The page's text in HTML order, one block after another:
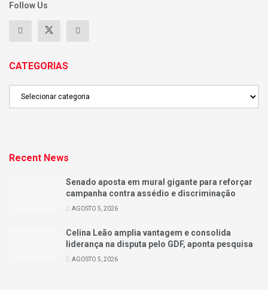
Follow Us
CATEGORIAS
Recent News
Senado aposta em mural gigante para reforçar
campanha contra assédio e discriminação
AGOSTO 5, 2026
Celina Leão amplia vantagem e consolida
liderança na disputa pelo GDF, aponta pesquisa
AGOSTO 5, 2026